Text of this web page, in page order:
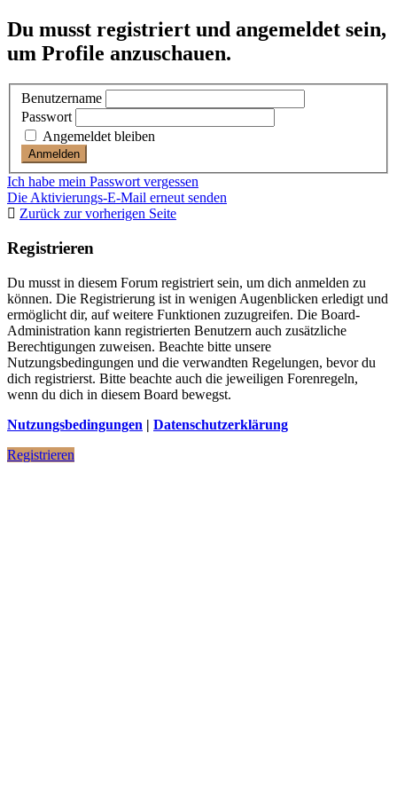
Du musst registriert und angemeldet sein,
um Profile anzuschauen.
Benutzername
Passwort
Angemeldet bleiben
Ich habe mein Passwort vergessen
Die Aktivierungs-E-Mail erneut senden
Zurück zur vorherigen Seite
Registrieren
Du musst in diesem Forum registriert sein, um dich anmelden zu
können. Die Registrierung ist in wenigen Augenblicken erledigt und
ermöglicht dir, auf weitere Funktionen zuzugreifen. Die Board-
Administration kann registrierten Benutzern auch zusätzliche
Berechtigungen zuweisen. Beachte bitte unsere
Nutzungsbedingungen und die verwandten Regelungen, bevor du
dich registrierst. Bitte beachte auch die jeweiligen Forenregeln,
wenn du dich in diesem Board bewegst.
Nutzungsbedingungen | Datenschutzerklärung
Registrieren